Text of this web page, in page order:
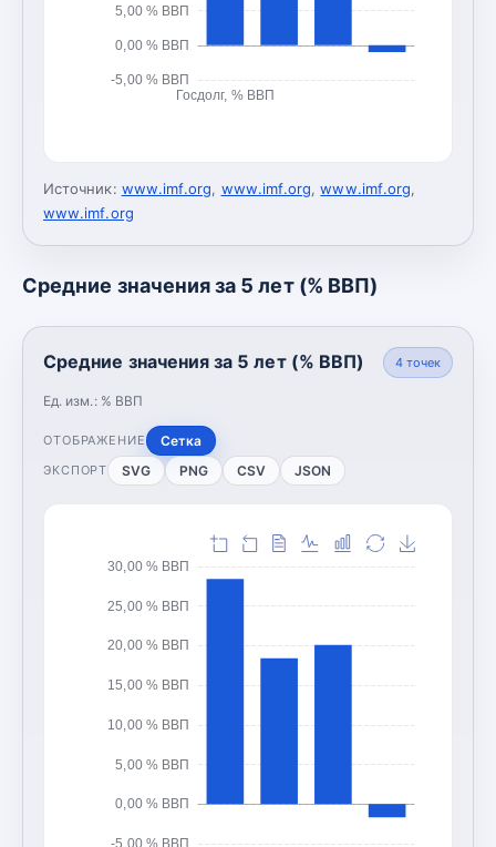
-5,00 % ВВП
0,00 % ВВП
5,00 % ВВП
Госдолг, % ВВП
Источник: www.imf.org, www.imf.org,www.imf.org,
www.imf.org
Средние значения за 5 лет (% ВВП)
Средние значения за 5 лет (% ВВП)
Ед. изм.: % ВВП
4точек
ОТОБРАЖЕНИЕ Сетка
ЭКСПОРТ SVG PNG CSV JSON
-5,00 % ВВП
0,00 % ВВП
5,00 % ВВП
10,00 % ВВП
15,00 % ВВП
20,00 % ВВП
25,00 % ВВП
30,00 % ВВП